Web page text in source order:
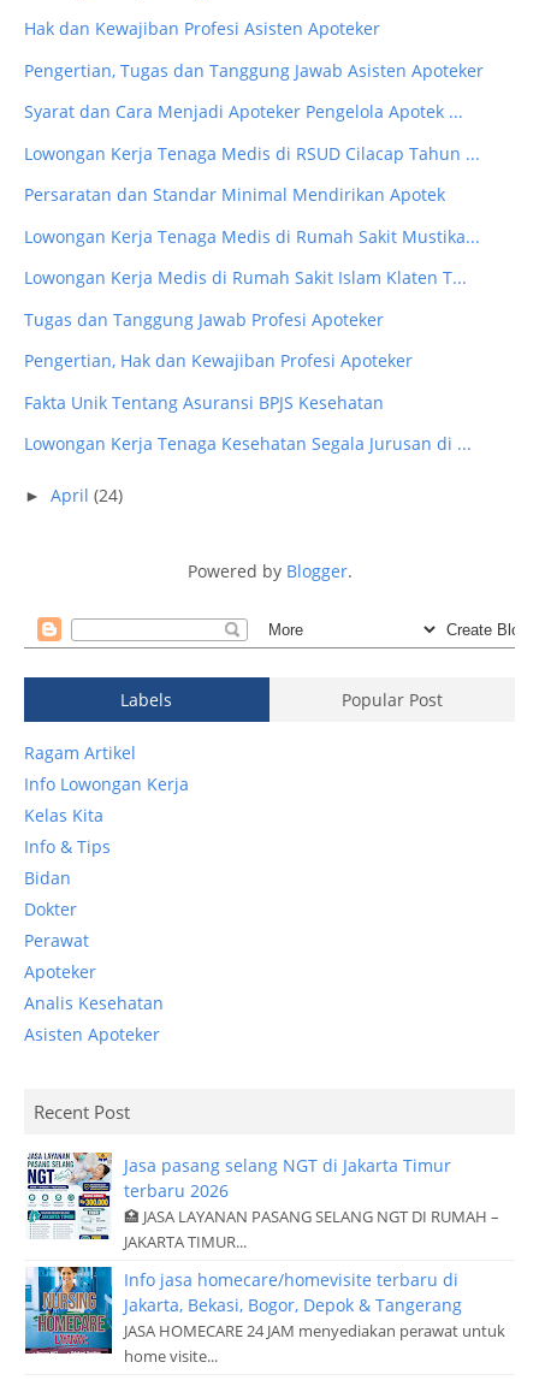
Hak dan Kewajiban Profesi Asisten Apoteker
Pengertian, Tugas dan Tanggung Jawab Asisten Apoteker
Syarat dan Cara Menjadi Apoteker Pengelola Apotek ...
Lowongan Kerja Tenaga Medis di RSUD Cilacap Tahun ...
Persaratan dan Standar Minimal Mendirikan Apotek
Lowongan Kerja Tenaga Medis di Rumah Sakit Mustika...
Lowongan Kerja Medis di Rumah Sakit Islam Klaten T...
Tugas dan Tanggung Jawab Profesi Apoteker
Pengertian, Hak dan Kewajiban Profesi Apoteker
Fakta Unik Tentang Asuransi BPJS Kesehatan
Lowongan Kerja Tenaga Kesehatan Segala Jurusan di ...
► April (24)
Powered by Blogger.
Labels Popular Post
Ragam Artikel
Info Lowongan Kerja
Kelas Kita
Info & Tips
Bidan
Dokter
Perawat
Apoteker
Analis Kesehatan
Asisten Apoteker
Recent Post
Jasa pasang selang NGT di Jakarta Timur
terbaru 2026
🏥 JASA LAYANAN PASANG SELANG NGT DI RUMAH –
JAKARTA TIMUR...
Info jasa homecare/homevisite terbaru di
Jakarta, Bekasi, Bogor, Depok & Tangerang
JASA HOMECARE 24 JAM menyediakan perawat untuk
home visite...